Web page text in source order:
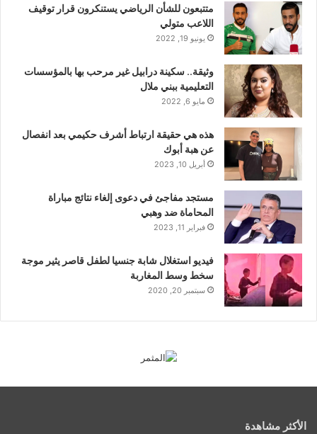
متتبعون للشأن الرياضي يستنكرون قرار توقيف
اللاعب متولي
يونيو 19, 2022
وثيقة.. سكينة درابيل غير مرحب بها بالمؤسسات
التعليمية ببني ملال
مايو 6, 2022
هذه هي حقيقة ارتباط أشرف حكيمي بعد انفصال
عن هبة أبوك
أبريل 10, 2023
مستجد مفاجئ في دعوى إلغاء نتائج مباراة
المحاماة ضد وهبي
فبراير 11, 2023
فيديو استغلال شابة جنسيا لطفل قاصر يثير موجة
سخط وسط المغاربة
سبتمبر 20, 2020
الأكثر مشاهدة